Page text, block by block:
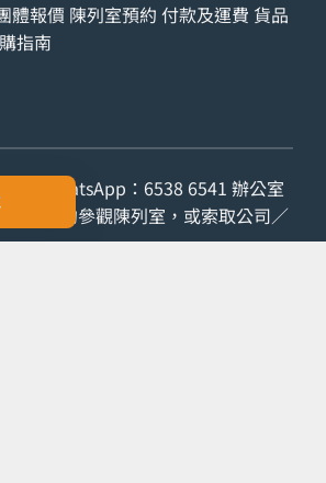
體報價 陳列室預約 付款及運費 貨品
指南
WhatsApp： 6538 6541 辦公室
歡迎預約參觀陳列室，或索取公司／